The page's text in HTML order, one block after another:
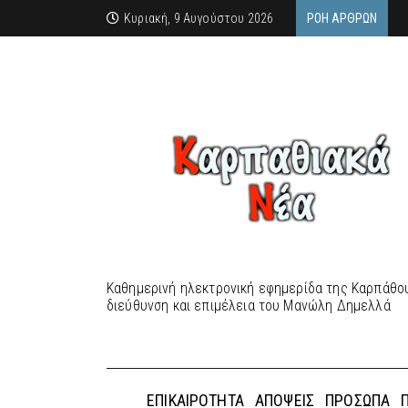
Κυριακή, 9 Αυγούστου 2026 ΡΟΉ ΆΡΘΡΩΝ
Καθημερινή ηλεκτρονική εφημερίδα της
διεύθυνση και επιμέλεια του Μανώλη Δημελλά
ΕΠΙΚΑΙΡΌΤΗΤΑ ΑΠΌΨΕΙΣ ΠΡΌΣΩΠΑ